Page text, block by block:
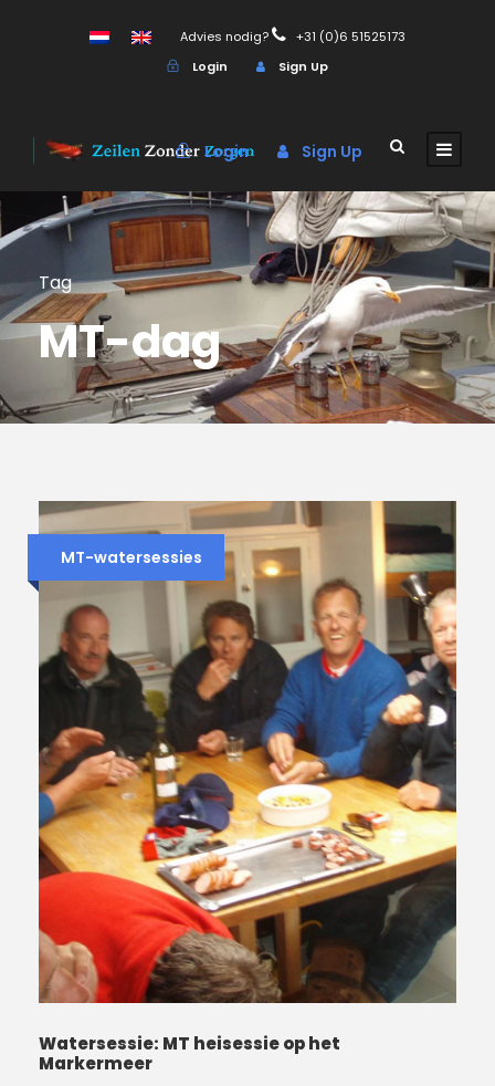
Advies nodig?
+31 (0)6 51525173
Login
Sign Up
Login Sign Up
Tag
MT-dag
MT-watersessies
Watersessie: MT heisessie op het
Markermeer